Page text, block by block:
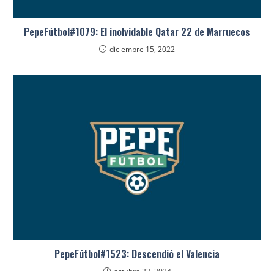
PepeFútbol#1079: El inolvidable Qatar 22 de Marruecos
diciembre 15, 2022
PepeFútbol#1523: Descendió el Valencia